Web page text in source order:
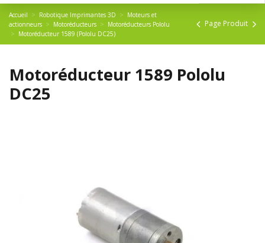
Accueil Robotique Imprimantes 3D
Moteurs et
actionneurs
Motoréducteurs
Motoréducteurs Pololu
Motoréducteur 1589 (Pololu DC25)
Page Produit
Motoréducteur 1589 Pololu
DC25